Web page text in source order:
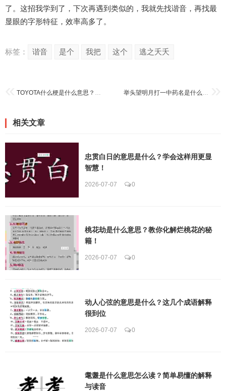
了。这招我学到了，下次再遇到类似的，我就先找谐音，再找最
显眼的字形特征，效率高多了。
标签： 谐音 是个 我把 这个 逃之夭夭
TOYOTA什么梗是什么意思？简单几句话讲清楚！ 举头望明月打一中药名是什么？这个谜底其实很简单！
相关文章
忠贯白日的意思是什么？学会这样用更显
智慧！
2026-07-07 0
桃花劫是什么意思？教你化解烂桃花的秘
籍！
2026-07-07 0
动人心弦的意思是什么？这几个成语解释
很到位
2026-07-07 0
耄耋是什么意思怎么读？简单易懂的解释
与读音